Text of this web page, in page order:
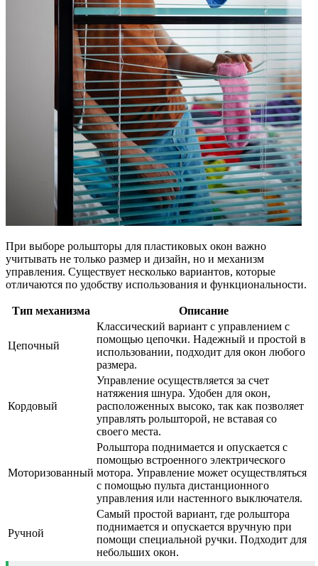
При выборе рольшторы для пластиковых окон важно
учитывать не только размер и дизайн, но и механизм
управления. Существует несколько вариантов, которые
отличаются по удобству использования и функциональности.
Тип механизма Описание
Цепочный
Классический вариант с управлением с
помощью цепочки. Надежный и простой в
использовании, подходит для окон любого
размера.
Кордовый
Управление осуществляется за счет
натяжения шнура. Удобен для окон,
расположенных высоко, так как позволяет
управлять рольшторой, не вставая со
своего места.
Моторизованный
Рольштора поднимается и опускается с
помощью встроенного электрического
мотора. Управление может осуществляться
с помощью пульта дистанционного
управления или настенного выключателя.
Ручной
Самый простой вариант, где рольштора
поднимается и опускается вручную при
помощи специальной ручки. Подходит для
небольших окон.